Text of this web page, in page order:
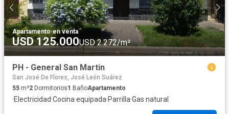
Apartamento·en venta
USD 125.000USD 2.272/m²
PH - General San Martin
San José De Flores, José León Suárez
55 m²2 Dormitorios1 BañoApartamento
·Electricidad·Cocina equipada·Parrilla·Gas natural